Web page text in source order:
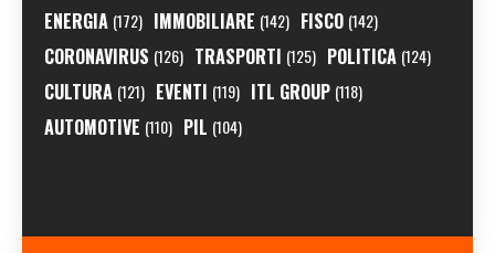
ENERGIA (172) IMMOBILIARE (142) FISCO (142)
CORONAVIRUS (126) TRASPORTI (125) POLITICA (124)
CULTURA (121) EVENTI (119) ITL GROUP (118)
AUTOMOTIVE (110) PIL (104)